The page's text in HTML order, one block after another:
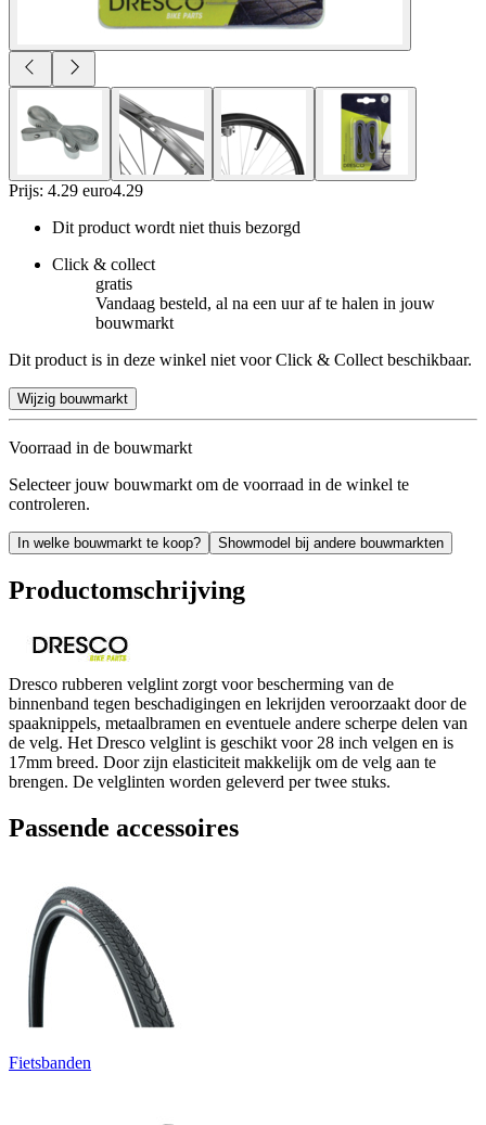
Prijs: 4.29 euro4.29
Dit product wordt niet thuis bezorgd
Click & collect
gratis
Vandaag besteld, al na een uur af te halen in jouw
bouwmarkt
Dit product is in deze winkel niet voor Click & Collect beschikbaar.
Wijzig bouwmarkt
Voorraad in de bouwmarkt
Selecteer jouw bouwmarkt om de voorraad in de winkel te
controleren.
In welke bouwmarkt te koop? Showmodel bij andere bouwmarkten
Productomschrijving
Dresco rubberen velglint zorgt voor bescherming van de
binnenband tegen beschadigingen en lekrijden veroorzaakt door de
spaaknippels, metaalbramen en eventuele andere scherpe delen van
de velg. Het Dresco velglint is geschikt voor 28 inch velgen en is
17mm breed. Door zijn elasticiteit makkelijk om de velg aan te
brengen. De velglinten worden geleverd per twee stuks.
Passende accessoires
Fietsbanden